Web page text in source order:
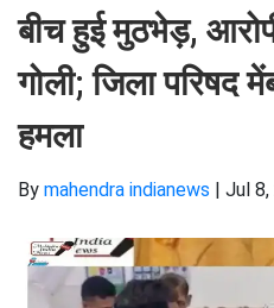
बीच हुई मुठभेड़,
गोली; जिला परिषद
हमला
By mahendra indianews | Jul 8,